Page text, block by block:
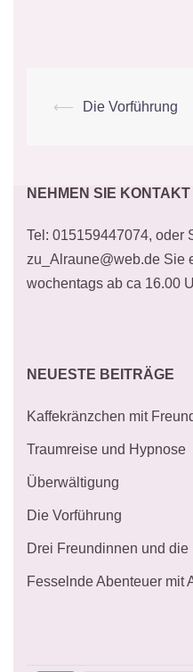
Beitrags-
⟵ Die Vorführung
NEHMEN SIE
Tel: 015159447074, oder
zu_Alraune@web.de Sie
wochentags ab ca 16.00
NEUESTE BEITRÄGE
Kaffekränzchen mit
Traumreise und Hypnose
Überwältigung
Die Vorführung
Drei Freundinnen und die
Fesselnde Abenteuer mit